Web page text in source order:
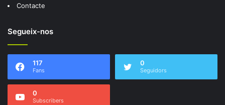
Contacte
Segueix-nos
117
Fans
0
Seguidors
0
Subscribers